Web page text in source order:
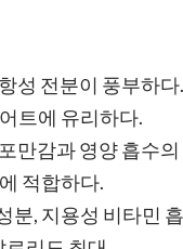
성 전분이 풍부하
트에 유리하다.
만감과 영양 흡수
적합하다.
분, 지용성 비타민